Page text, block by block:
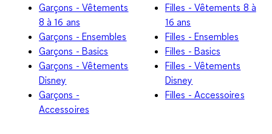
Garçons - Vêtements
8 à 16 ans
Garçons - Ensembles
Garçons - Basics
Garçons - Vêtements
Disney
Garçons -
Accessoires
Filles - Vêtements 8 à
16 ans
Filles - Ensembles
Filles - Basics
Filles - Vêtements
Disney
Filles - Accessoires